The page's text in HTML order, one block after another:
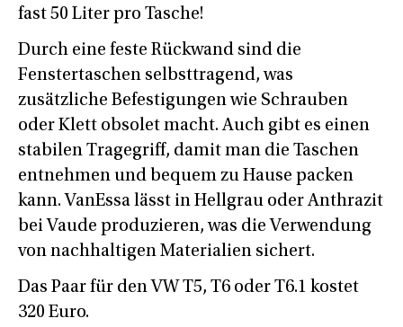
fast 50 Liter pro Tasche!
Durch eine feste Rückwand sind die
Fenstertaschen selbsttragend, was
zusätzliche Befestigungen wie Schrauben
oder Klett obsolet macht. Auch gibt es einen
stabilen Tragegriff, damit man die Taschen
entnehmen und bequem zu Hause packen
kann. VanEssa lässt in Hellgrau oder Anthrazit
bei Vaude produzieren, was die Verwendung
von nachhaltigen Materialien sichert.
Das Paar für den VW T5, T6 oder T6.1 kostet
320 Euro.